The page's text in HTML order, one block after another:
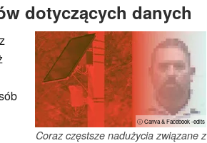
dotyczących danych
ⓘ Canva & Facebook -edits
Coraz częstsze nadużycia związane z